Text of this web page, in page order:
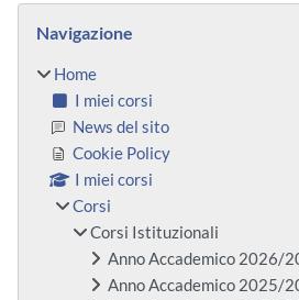
Blocchi
Navigazione
Home
I miei corsi
News del sito
Cookie Policy
I miei corsi
Corsi
Corsi Istituzionali
Anno Accademico 2026/
Anno Accademico 2025/